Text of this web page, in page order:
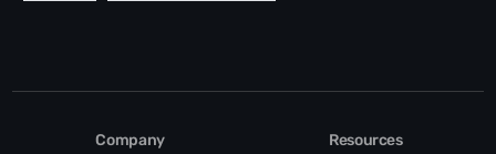
Company Resources